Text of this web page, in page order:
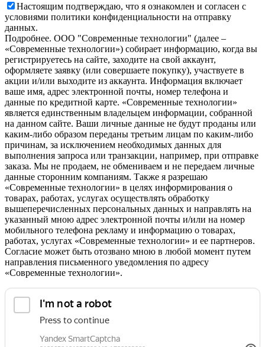
Настоящим подтверждаю, что я ознакомлен и согласен с
условиями политики конфиденциальности на отправку
данных.
Подробнее. OOO "Современные технологии" (далее –
«Современные технологии») собирает информацию, когда вы
регистрируетесь на сайте, заходите на свой аккаунт,
оформляете заявку (или совершаете покупку), участвуете в
акции и/или выходите из аккаунта. Информация включает
ваше имя, адрес электронной почты, номер телефона и
данные по кредитной карте. «Современные технологии»
является единственным владельцем информации, собранной
на данном сайте. Ваши личные данные не будут проданы или
каким-либо образом переданы третьим лицам по каким-либо
причинам, за исключением необходимых данных для
выполнения запроса или транзакции, например, при отправке
заказа. Мы не продаем, не обмениваем и не передаем личные
данные сторонним компаниям. Также я разрешаю
«Современные технологии» в целях информирования о
товарах, работах, услугах осуществлять обработку
вышеперечисленных персональных данных и направлять на
указанный мною адрес электронной почты и/или на номер
мобильного телефона рекламу и информацию о товарах,
работах, услугах «Современные технологии» и ее партнеров.
Согласие может быть отозвано мною в любой момент путем
направления письменного уведомления по адресу
«Современные технологии».